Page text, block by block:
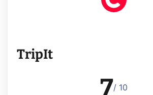
TripIt
7/ 10